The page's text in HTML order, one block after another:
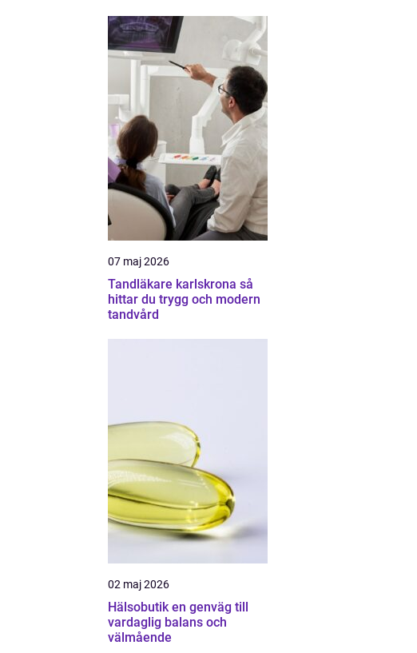
07 maj 2026
Tandläkare karlskrona så
hittar du trygg och modern
tandvård
02 maj 2026
Hälsobutik en genväg till
vardaglig balans och
välmående